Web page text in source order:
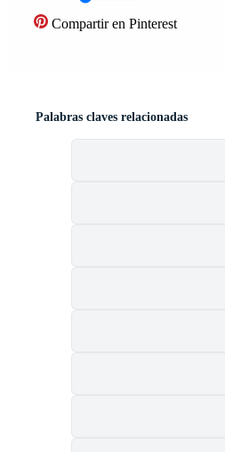
Compartir en Pinterest
Palabras claves relacionadas